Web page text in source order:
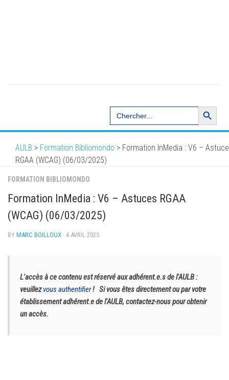
Search
for:
Search Button
AULB > Formation Bibliomondo > Formation InMedia : V6 –
RGAA (WCAG) (06/03/2025)
FORMATION BIBLIOMONDO
Formation InMedia : V6 – Astuces RGAA
(WCAG) (06/03/2025)
BY MARC BOILLOUX · 4 AVRIL 2025
L'accès à ce contenu est réservé aux adhérent.e.s de l'AULB :
veuillezvous authentifier! Si vous êtes directement ou par votre
établissement adhérent.e de l'AULB, contactez-nous pour obtenir
un accès.